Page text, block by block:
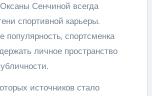
Сенчиной всегда
спортивной карьеры.
популярность, спортсменка
личное пространство
источников стало